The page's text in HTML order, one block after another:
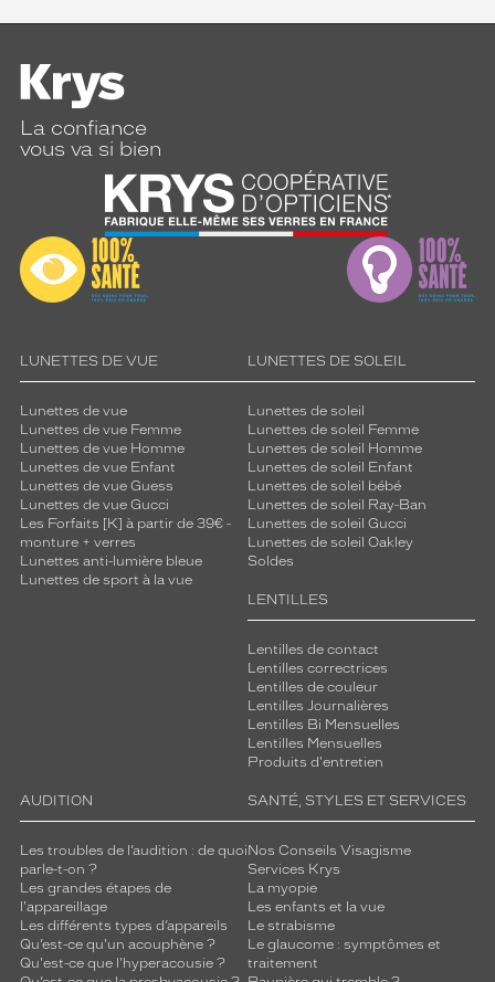
La confiance
vous va si bien
LUNETTES DE VUE
Lunettes de vue
Lunettes de vue Femme
Lunettes de vue Homme
Lunettes de vue Enfant
Lunettes de vue Guess
Lunettes de vue Gucci
Les Forfaits [K] à partir de 39€ -
monture + verres
Lunettes anti-lumière bleue
Lunettes de sport à la vue
LUNETTES DE SOLEIL
Lunettes de soleil
Lunettes de soleil Femme
Lunettes de soleil Homme
Lunettes de soleil Enfant
Lunettes de soleil bébé
Lunettes de soleil Ray-Ban
Lunettes de soleil Gucci
Lunettes de soleil Oakley
Soldes
LENTILLES
Lentilles de contact
Lentilles correctrices
Lentilles de couleur
Lentilles Journalières
Lentilles Bi Mensuelles
Lentilles Mensuelles
Produits d'entretien
AUDITION
Les troubles de l’audition : de quoi
parle-t-on ?
Les grandes étapes de
l'appareillage
Les différents types d’appareils
Qu’est-ce qu'un acouphène ?
Qu'est-ce que l'hyperacousie ?
SANTÉ, STYLES ET SERVICES
Nos Conseils Visagisme
Services Krys
La myopie
Les enfants et la vue
Le strabisme
Le glaucome : symptômes et
traitement